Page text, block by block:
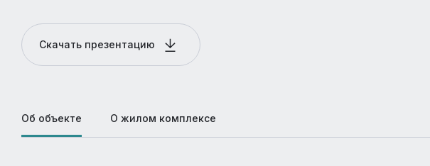
Скачать презентацию
Об объекте О жилом комплексе